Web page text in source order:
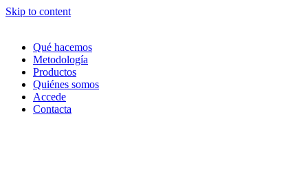
Skip to content
Qué hacemos
Metodología
Productos
Quiénes somos
Accede
Contacta